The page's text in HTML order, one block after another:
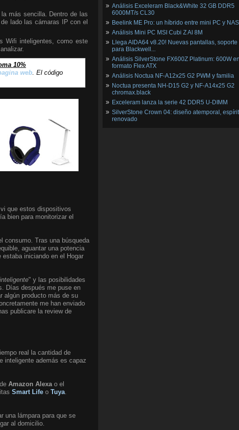
más sencilla. Dentro de las
lado las cámaras IP con el
Wifi inteligentes, como este
10%
web . El código
que estos dispositivos
bien para monitorizar el
consumo. Tras una búsqueda
aguantar una potencia
iniciando en el Hogar
inteligente" y las posibilidades
Días después me puse en
algún producto más de su
me han enviado
publicare la review de
real la cantidad de
inteligente además es capaz
Amazon Alexa o el
Smart Life o Tuya
una lámpara para que se
al domicilio.
Análisis Exceleram Black&White 32 GB DDR5
6000MT/s CL30
Beelink ME Pro: un híbrido entre mini PC y NAS
Análisis Mini PC MSI Cubi Z AI 8M
Llega AIDA64 v8.20! Nuevas pantallas, soporte
para Blackwell...
Análisis SilverStone FX600Z Platinum: 600W
formato Flex ATX
Análisis Noctua NF-A12x25 G2 PWM y familia
Noctua presenta NH-D15 G2 y NF-A14x25 G2
chromax.black
Exceleram lanza la serie 42 DDR5 U-DIMM
SilverStone Crown 04: diseño atemporal,
renovado